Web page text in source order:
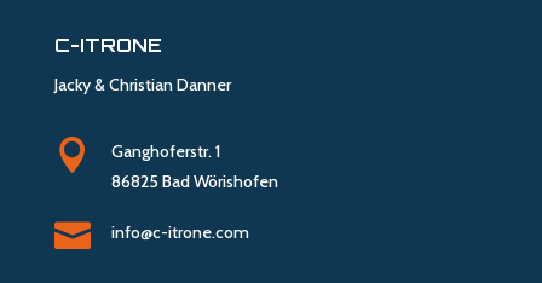
C-ITRONE
Jacky & Christian Danner

Ganghoferstr. 1
86825 Bad Wörishofen
 info@c-itrone.com